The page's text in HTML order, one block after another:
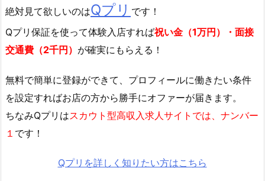
絶対見て欲しいのはQプリ です！
Qプリ保証を使って体験入店すれば祝い金（1万円）・面接
交通費（2千円） が確実にもらえる！
無料で簡単に登録ができて、プロフィールに働きたい条件
を設定すればお店の方から勝手にオファーが届きます。
ちなみQプリはスカウト型高収入求人サイトでは、ナンバー
１ です！
Qプリを詳しく知りたい方はこちら